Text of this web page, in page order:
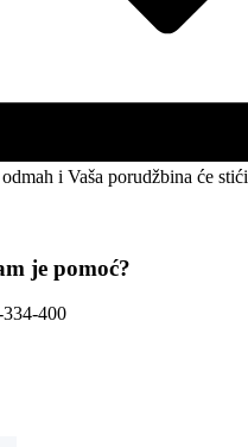
i Vaša porudžbina će stići
je pomoć?
400